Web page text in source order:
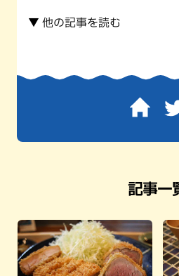
▼ 他の記事を読む
記事一